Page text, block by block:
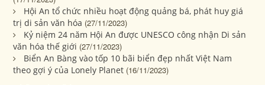
Hội An tổ chức nhiều hoạt động quảng bá, phát huy giá
trị di sản văn hóa (27/11/2023)
Kỷ niệm 24 năm Hội An được UNESCO công nhận Di sản
văn hóa thế giới (27/11/2023)
Biển An Bàng vào tốp 10 bãi biển đẹp nhất Việt Nam
theo gợi ý của Lonely Planet (16/11/2023)